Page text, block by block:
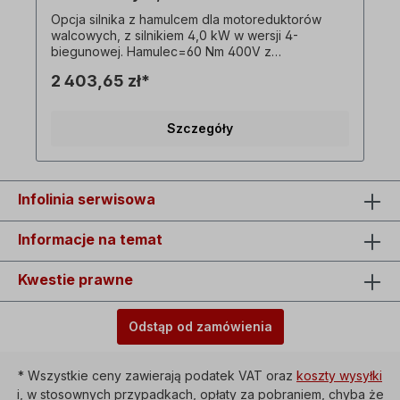
Opcja silnika z hamulcem dla motoreduktorów
walcowych, z silnikiem 4,0 kW w wersji 4-
biegunowej. Hamulec=60 Nm 400V z
hamulcem i dostępny tylko w połączeniu z
przykładami! Zastrzega się prawo do zmian
2 403,65 zł*
Szczegóły
Infolinia serwisowa
Informacje na temat
Kwestie prawne
Odstąp od zamówienia
* Wszystkie ceny zawierają podatek VAT oraz koszty wysyłki
i, w stosownych przypadkach, opłaty za pobraniem, chyba że